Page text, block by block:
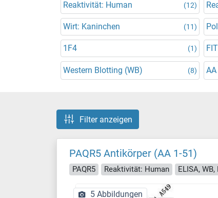
Reaktivität: Human
(12)
Wirt: Kaninchen (11)
1F4 (1)
Western Blotting (WB) (8) AA
Filter anzeigen
PAQR5 Antikörper (AA 1-51)
PAQR5 Reaktivität: Human ELISA, WB,
5 Abbildungen